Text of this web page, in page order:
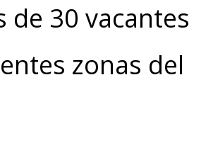
de 30 vacantes
zonas del